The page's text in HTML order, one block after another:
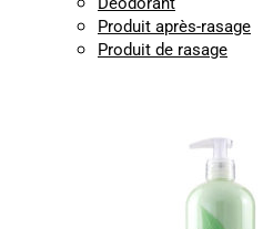
Produit après-rasage
Produit de rasage